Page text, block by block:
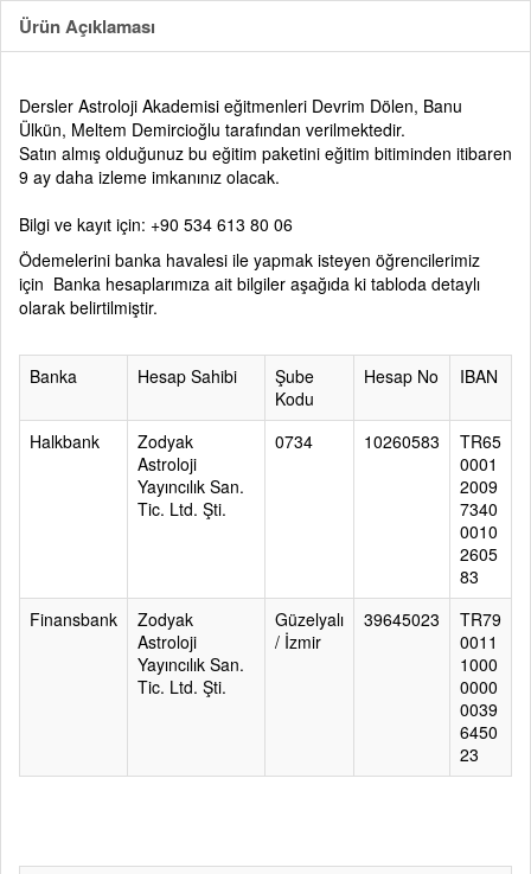
Ürün Açıklaması
Dersler Astroloji Akademisi eğitmenleri Devrim Dölen, Banu
Ülkün, Meltem Demircioğlu tarafından verilmektedir.
Satın almış olduğunuz bu eğitim paketini eğitim bitiminden itibaren
9 ay daha izleme imkanınız olacak.
Bilgi ve kayıt için: +90 534 613 80 06
Ödemelerini banka havalesi ile yapmak isteyen öğrencilerimiz
için Banka hesaplarımıza ait bilgiler aşağıda ki tabloda detaylı
olarak belirtilmiştir.
Banka Hesap Sahibi
Şube
Kodu
Hesap No IBAN
Halkbank
Zodyak
Astroloji
Yayıncılık San.
Tic. Ltd. Şti.
0734 10260583
TR65
0001
2009
7340
0010
2605
83
Finansbank
Zodyak
Astroloji
Yayıncılık San.
Tic. Ltd. Şti.
Güzelyalı
/ İzmir
39645023
TR79
0011
1000
0000
0039
6450
23